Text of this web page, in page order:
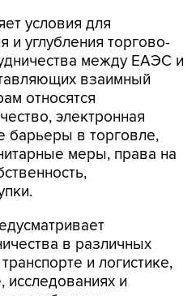
условия для
и углубления торгово-
между ЕАЭС и
взаимный
относятся
электронная
барьеры в торговле,
меры, права на
в различных
и логистике,
исследованиях и